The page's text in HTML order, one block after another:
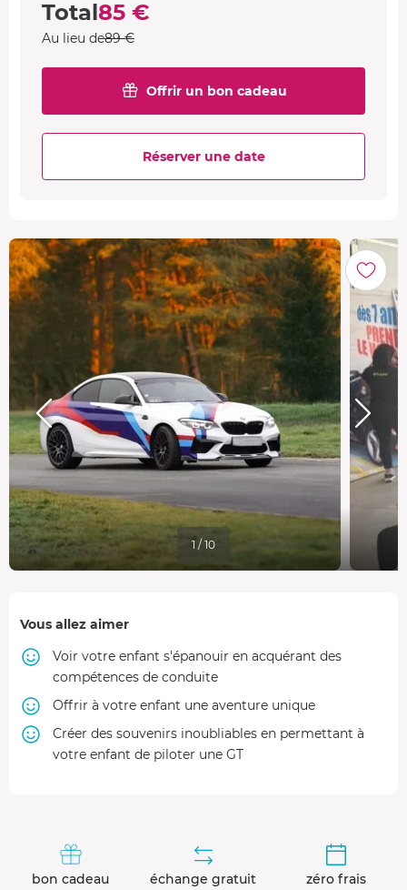
Total85 €
Au lieu de89 €
Offrir un bon cadeau
Réserver une date
1 / 10
Vous allez aimer
Voir votre enfant s'épanouir en acquérant des
compétences de conduite
Offrir à votre enfant une aventure unique
Créer des souvenirs inoubliables en permettant à
votre enfant de piloter une GT
bon cadeau
échange gratuit
zéro frais